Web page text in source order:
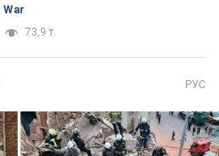
War
73,9 т.
РУС